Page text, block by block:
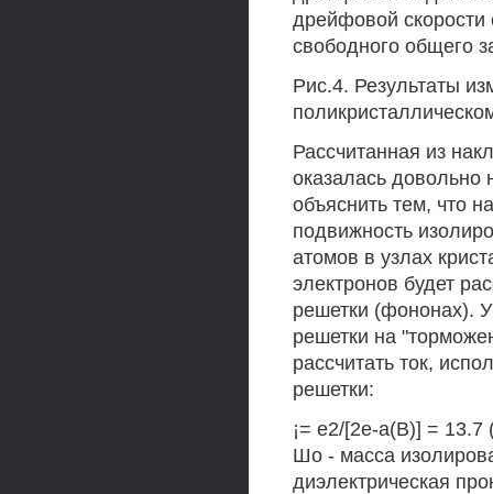
дрейфовой
свободного общего
Рис.4. Результаты
Рассчитанная из
оказалась довольно
объяснить тем, что
подвижность
атомов в узлах
электронов будет
решетки (фононах).
решетки на
рассчитать ток,
решетки:
¡= е2/[2е-а(В)] = 13.7
Шо - масса
диэлектрическая